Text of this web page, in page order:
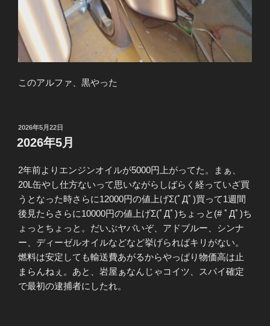
このアルファ、黒やった
投
稿
日:
2026年5月22日
2026年5月
2年前よりエンジンオイルが5000円上がってた。まぁ、
20L缶やし仕方ないって思いながらしばらく経っていざ買
うとなった時さらに12000円の値上げΣ(ﾟДﾟ)買って1週間
後見たらさらに10000円の値上げΣ(ﾟДﾟ)ちょっと(# ﾟДﾟ)ち
ょっとちょっと。だいぶヤバいぞ、アドブルー、シンナ
ー、ディーゼルオイルなどなど挙げらればキリがない。
燃料は安定しても輸送費あがるからやっぱり物価高は止
まらんねぇ。あと、岩屋ぁなんじゃコイツ、スパイ確定
で最初の逮捕者にしたれ。